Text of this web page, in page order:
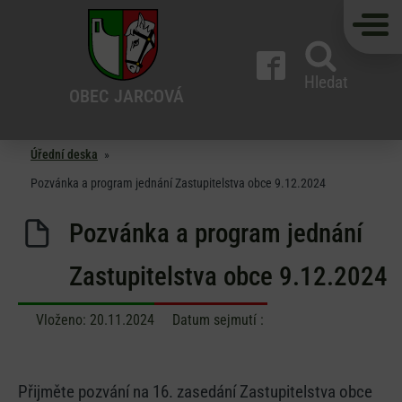
OBEC JARCOVÁ
Hledat
Úřední deska »
Pozvánka a program jednání Zastupitelstva obce 9.12.2024
Pozvánka a program jednání
Zastupitelstva obce 9.12.2024
Vloženo: 20.11.2024 Datum sejmutí :
Přijměte pozvání na 16. zasedání Zastupitelstva obce